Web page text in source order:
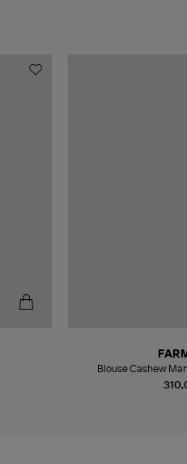
Blouse Cashew